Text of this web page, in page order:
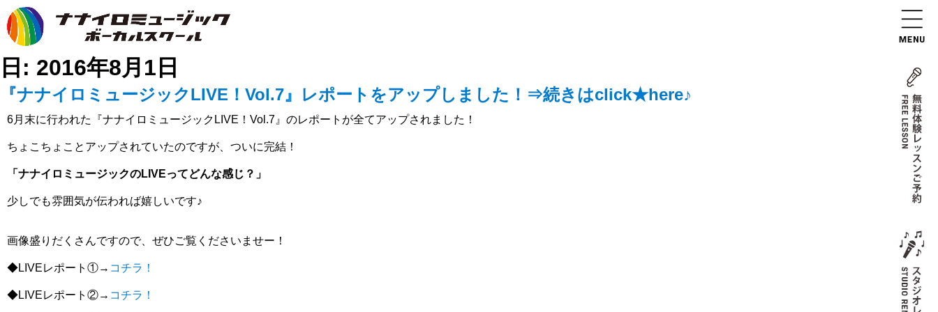
日: 2016年8月1日
『ナナイロミュージックLIVE！Vol.7』レポートをアップしました！⇒続きはclick★here♪
6月末に行われた『ナナイロミュージックLIVE！Vol.7』のレポートが全てアップされました！
ちょこちょことアップされていたのですが、ついに完結！
「ナナイロミュージックのLIVEってどんな感じ？」
少しでも雰囲気が伝われば嬉しいです♪
画像盛りだくさんですので、ぜひご覧くださいませー！
◆LIVEレポート①→ コチラ！
◆LIVEレポート②→ コチラ！